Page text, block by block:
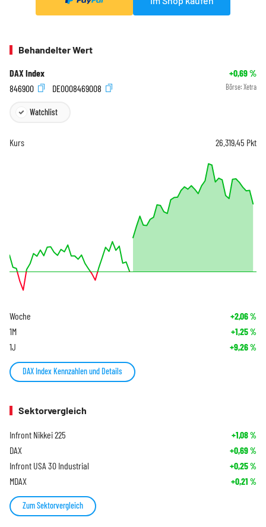
Behandelter Wert
DAX Index +0,69%
846900
DE0008469008 Börse: Xetra
Watchlist
Kurs 26.319,45 Pkt
Woche +2,06%
1M +1,25%
1J +9,26%
DAX Index Kennzahlen und Details
Sektorvergleich
Infront Nikkei 225 +1,08%
DAX +0,69%
Infront USA 30 Industrial +0,25%
MDAX +0,21 %
Zum Sektorvergleich